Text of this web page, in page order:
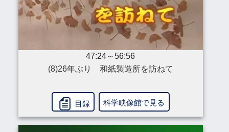
47:24～56:56
(8)26年ぶり 和紙製造所を訪ねて
目録 科学映像館で見る